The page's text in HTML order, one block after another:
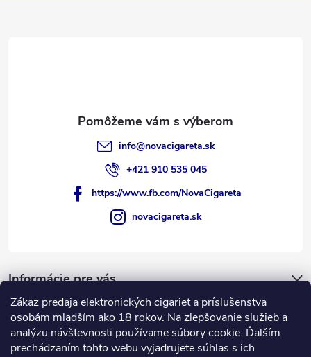
Zákaz predaja elektronických cigariet a príslušenstva
osobám mladším ako 18 rokov. Na zlepšovanie služieb a
analýzu návštevnosti používame súbory cookie. Ďalším
prechádzaním tohto webu vyjadrujete súhlas s ich
Informácie pre vás
Nákupný košík
0 KS /€0
info@novacigareta.sk
+421 910 535 045
https://www.fb.com/NovaCigareta
novacigareta.sk